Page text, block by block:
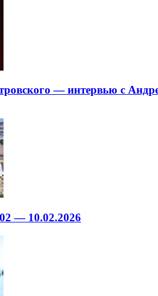
— интервью с
— 10.02.2026